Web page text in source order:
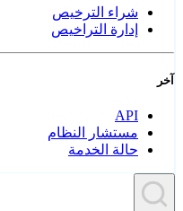
شراء الترخيص
إدارة التراخيص
آخر
API
مستشار النظام
حالة الخدمة